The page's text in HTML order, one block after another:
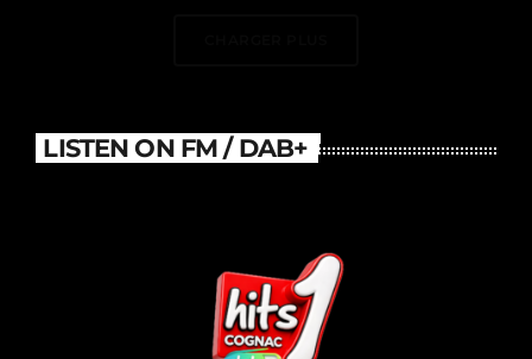
LISTEN ON FM / DAB+